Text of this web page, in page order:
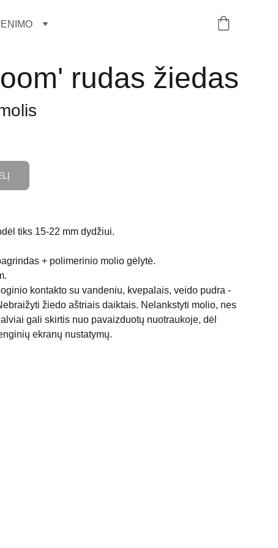
rudas žiedas
tiks 15-22 mm dydžiui.
+ polimerinio molio gėlytė.
kontakto su vandeniu, kvepalais, veido pudra -
žiedo aštriais daiktais. Nelankstyti molio, nes
gali skirtis nuo pavaizduotų nuotraukoje, dėl
ekranų nustatymų.